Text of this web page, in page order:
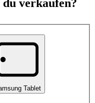
verkaufen?
Tablet